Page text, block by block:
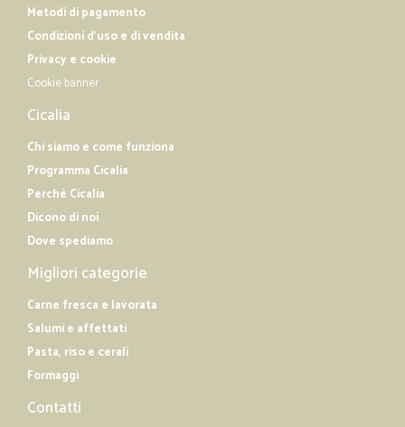
Metodi di pagamento
Condizioni d'uso e di vendita
Privacy e cookie
Cookie banner
Cicalia
Chi siamo e come funziona
Programma Cicalia
Perché Cicalia
Dicono di noi
Dove spediamo
Migliori categorie
Carne fresca e lavorata
Salumi e affettati
Pasta, riso e cerali
Formaggi
Contatti